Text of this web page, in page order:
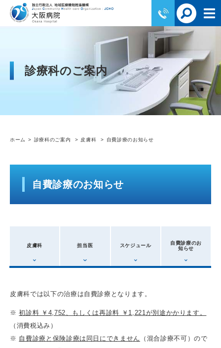
診療科のご案内
ホーム 診療科のご案内 皮膚科 自費診療のお知らせ
自費診療のお知らせ
皮膚科 担当医 スケジュール
自費診療のお
知らせ
皮膚科では以下の治療は自費診療となります。
※初診料 ￥4,752、もしくは再診料 ￥1,221が別途かかります。
（消費税込み）
※ 自費診療と保険診療は同日にできません
（混合診療不可）ので